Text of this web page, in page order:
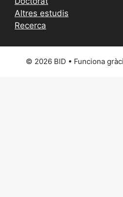
Altres estudis
Recerca
© 2026 BID • Funciona